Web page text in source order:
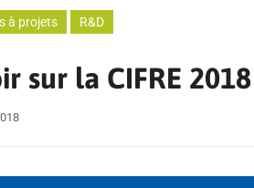
à projets R&D
sur la CIFRE